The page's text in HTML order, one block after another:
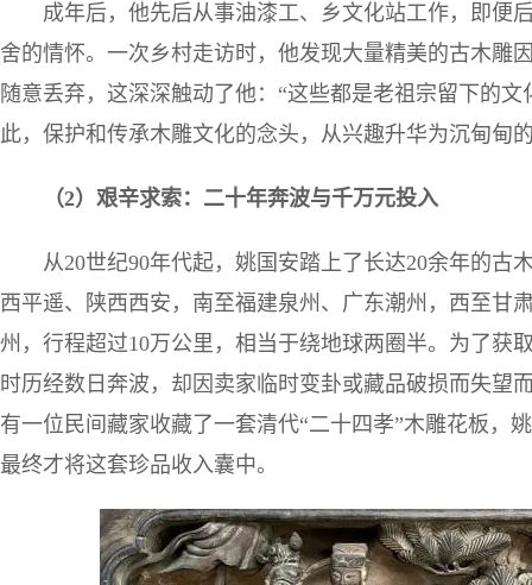
成年后，他先后从事油漆工、乡文化站工作，即便
舍的情怀。一次乡村走访时，他发现大量精美的古木雕
随意丢弃，这深深触动了他：“这些都是老祖宗留下的
此，保护和传承木雕文化的念头，从兴趣升华为沉甸甸
（2）艰辛求索：二十年奔波与千万元投入
从20世纪90年代起，姚国安踏上了长达20余年的古
西平遥、陕西西安，南至福建泉州、广东潮州，西至甘
州，行程超过10万公里，相当于绕地球两圈半。为了获
时历经数日奔波，却因卖家临时变卦或藏品破损而失
有一位民间藏家收藏了一套清代“二十四孝”木雕花板，
最终才将这套珍品收入囊中。